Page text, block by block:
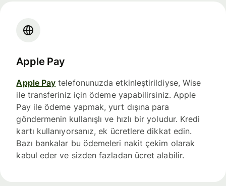
Apple Pay
Apple Pay telefonunuzda etkinleştirildiyse, Wise
ile transferiniz için ödeme yapabilirsiniz. Apple
Pay ile ödeme yapmak, yurt dışına para
göndermenin kullanışlı ve hızlı bir yoludur. Kredi
kartı kullanıyorsanız, ek ücretlere dikkat edin.
Bazı bankalar bu ödemeleri nakit çekim olarak
kabul eder ve sizden fazladan ücret alabilir.